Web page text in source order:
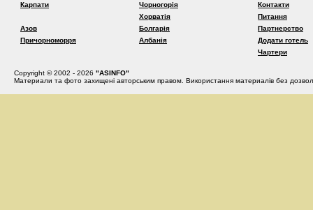
Карпати
Азов
Причорноморря
Чорногорія
Хорватія
Болгарія
Албанія
Контакти
Питання
Партнерство
Додати готель
Чартери
Copyright © 2002 - 2026 "ASINFO"
Материали та фото захищені авторським правом. Використання материалів без